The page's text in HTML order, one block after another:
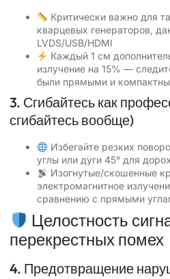
Критически важно для
кварцевых генераторов,
LVDS/USB/HDMI
Каждый 1 см
излучение на 15% —
были прямыми и
3. Сгибайтесь как
сгибайтесь вообще)
Избегайте резких
углы или дуги 45° для
Изогнутые/скошенные
электромагнитное
сравнению с прямыми
Целостность
перекрестных помех
4. Предотвращение